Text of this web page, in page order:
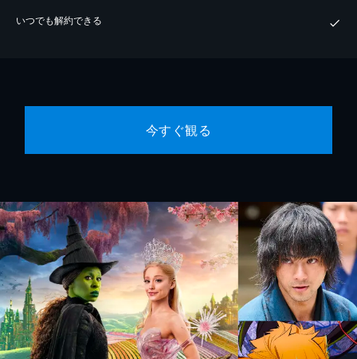
いつでも解約できる
今すぐ観る